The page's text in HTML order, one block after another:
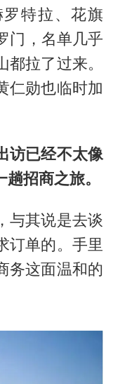
罗特拉、花旗
门，名单几乎
拉了过来。
仁勋也临时加
访已经不太像
招商之旅。
与其说是去谈
订单的。手里
务这面温和的